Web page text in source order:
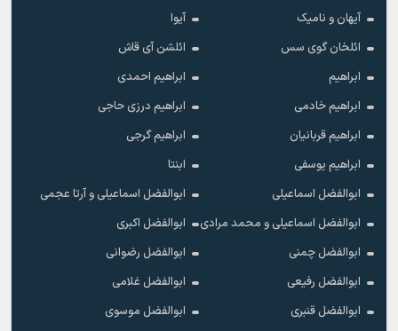
آیهان و نامیک
آیوا
ائلخان گوی سس
ائلشن آی قاش
ابراهیم
ابراهیم احمدی
ابراهیم خادمی
ابراهیم درزی حاجی
ابراهیم قربانیان
ابراهیم گرجی
ابراهیم یوسفی
ابنتا
ابوالفضل اسماعیلی
ابوالفضل اسماعیلی و آرتا عجمی
ابوالفضل اسماعیلی و محمد مرادی
ابوالفضل اکبری
ابوالفضل چمنی
ابوالفضل رضوانی
ابوالفضل رفیعی
ابوالفضل غلامی
ابوالفضل قنبری
ابوالفضل موسوی